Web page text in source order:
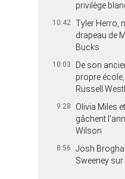
privilège
10:42 Tyler Herro,
drapeau de
Bucks
10:03
De son
propre école,
Russell
9:28
Olivia Miles
gâchent
Wilson
8:56
Josh
Sweeney sur